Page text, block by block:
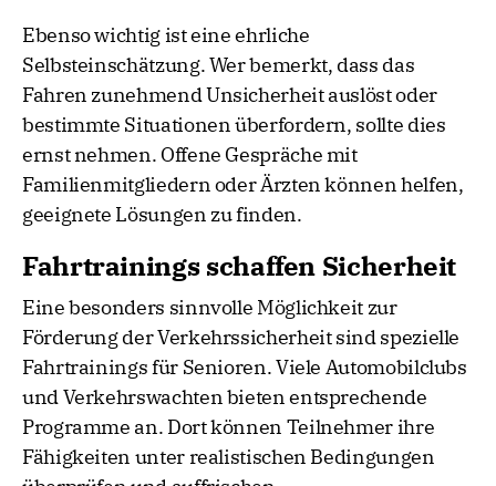
Ebenso wichtig ist eine ehrliche
Selbsteinschätzung. Wer bemerkt, dass das
Fahren zunehmend Unsicherheit auslöst oder
bestimmte Situationen überfordern, sollte dies
ernst nehmen. Offene Gespräche mit
Familienmitgliedern oder Ärzten können helfen,
geeignete Lösungen zu finden.
Fahrtrainings schaffen Sicherheit
Eine besonders sinnvolle Möglichkeit zur
Förderung der Verkehrssicherheit sind spezielle
Fahrtrainings für Senioren. Viele Automobilclubs
und Verkehrswachten bieten entsprechende
Programme an. Dort können Teilnehmer ihre
Fähigkeiten unter realistischen Bedingungen